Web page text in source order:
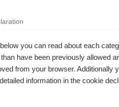
La
Prix
you can read about each
have been previously allowed
from your browser. Additionally
information in the cookie